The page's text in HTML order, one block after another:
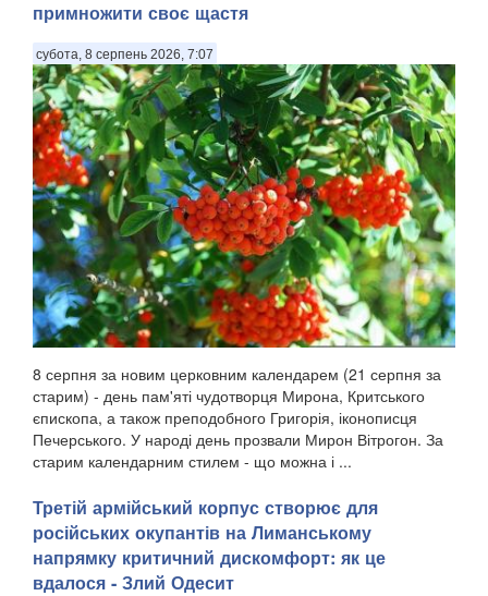
примножити своє щастя
субота, 8 серпень 2026, 7:07
8 серпня за новим церковним календарем (21 серпня за
старим) - день пам'яті чудотворця Мирона, Критського
єпископа, а також преподобного Григорія, іконописця
Печерського. У народі день прозвали Мирон Вітрогон. За
старим календарним стилем - що можна і ...
Третій армійський корпус створює для
російських окупантів на Лиманському
напрямку критичний дискомфорт: як це
вдалося - Злий Одесит